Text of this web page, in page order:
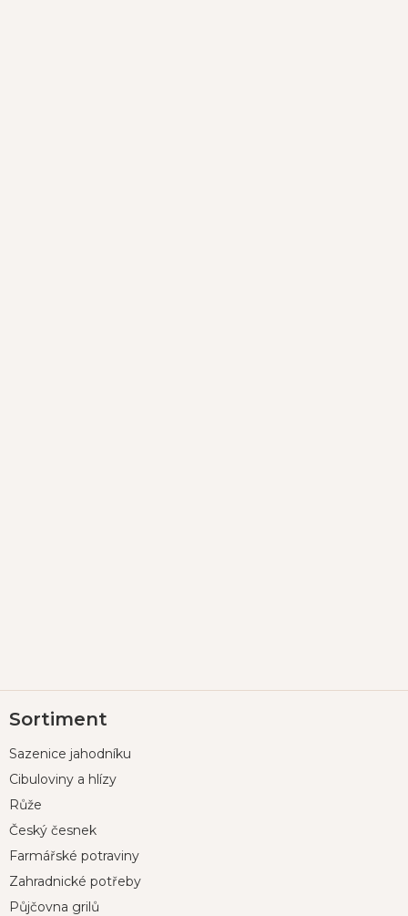
á
a
Sortiment
Sazenice jahodníku
Cibuloviny a hlízy
Růže
Český česnek
Farmářské potraviny
Zahradnické potřeby
Půjčovna grilů